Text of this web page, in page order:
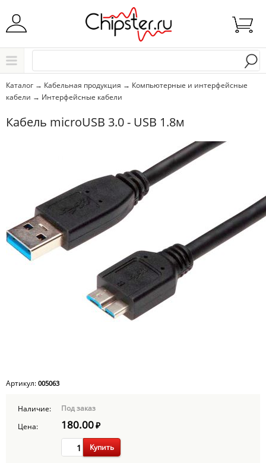
Начните водить название города..
Выбрать
Каталог → Кабельная продукция → Компьютерные и интерфейсные
кабели → Интерфейсные кабели
Кабель microUSB 3.0 - USB 1.8м
Артикул: 005063
Наличие:
Под заказ
Цена:
180.00₽
Купить